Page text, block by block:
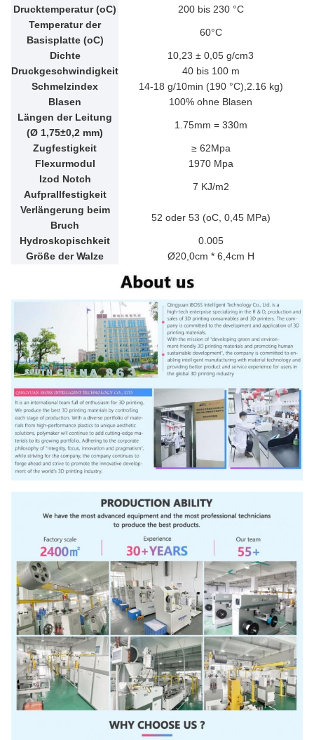
Drucktemperatur (oC)
200 bis 230 °C
Temperatur der
Basisplatte (oC)
60°C
Dichte
10,23 ± 0,05 g/cm3
Druckgeschwindigkeit
40 bis 100 m
Schmelzindex
14-18 g/10min (190 °C),2.16 kg)
Blasen
100% ohne Blasen
Längen der Leitung
(Ø 1,75±0,2 mm)
1.75mm = 330m
Zugfestigkeit
≥ 62Mpa
Flexurmodul
1970 Mpa
Izod Notch
Aufprallfestigkeit
7 KJ/m2
Verlängerung beim
Bruch
52 oder 53 (oC, 0,45 MPa)
Hydroskopischkeit
0.005
Größe der Walze
Ø20,0cm * 6,4cm H